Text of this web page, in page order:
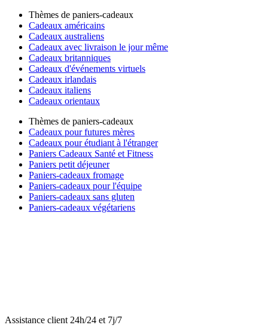
Thèmes de paniers-cadeaux
Cadeaux américains
Cadeaux australiens
Cadeaux avec livraison le jour même
Cadeaux britanniques
Cadeaux d'événements virtuels
Cadeaux irlandais
Cadeaux italiens
Cadeaux orientaux
Thèmes de paniers-cadeaux
Cadeaux pour futures mères
Cadeaux pour étudiant à l'étranger
Paniers Cadeaux Santé et Fitness
Paniers petit déjeuner
Paniers-cadeaux fromage
Paniers-cadeaux pour l'équipe
Paniers-cadeaux sans gluten
Paniers-cadeaux végétariens
Assistance client 24h/24 et 7j/7